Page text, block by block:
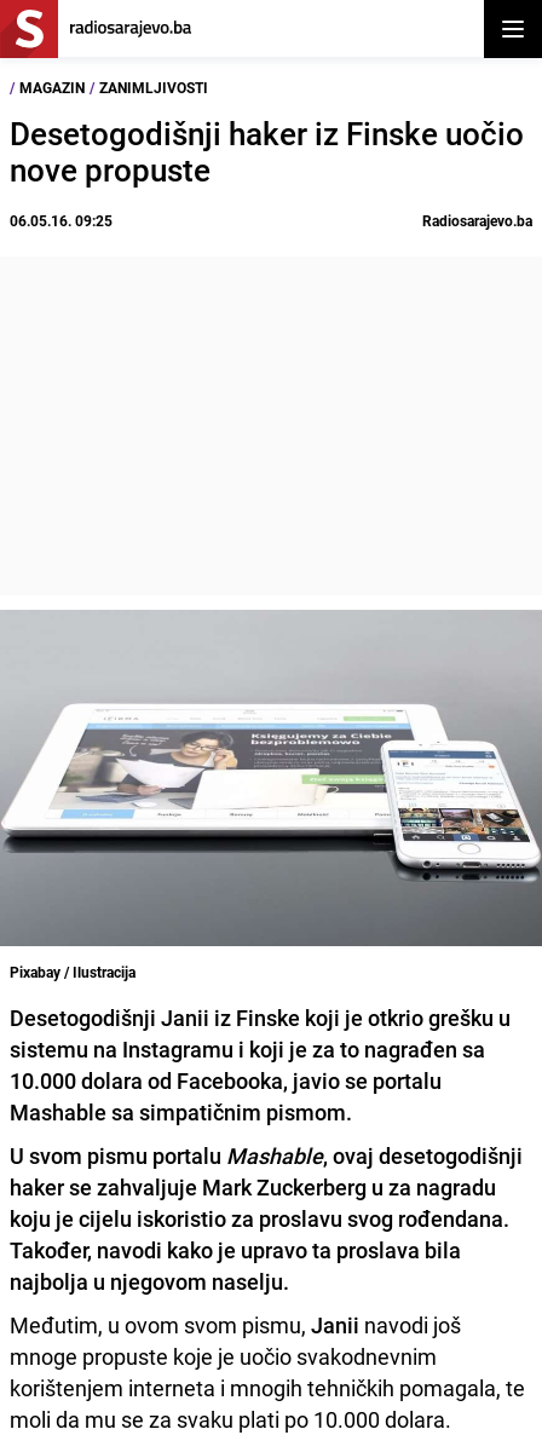
/ MAGAZIN / ZANIMLJIVOSTI
Desetogodišnji haker iz Finske uočio
nove propuste
06.05.16. 09:25 Radiosarajevo.ba
Pixabay / Ilustracija
Desetogodišnji Janii iz Finske koji je otkrio grešku u
sistemu na Instagramu i koji je za to nagrađen sa
10.000 dolara od Facebooka, javio se portalu
Mashable sa simpatičnim pismom.
U svom pismu portalu Mashable, ovaj desetogodišnji
haker se zahvaljuje Mark Zuckerberg u za nagradu
koju je cijelu iskoristio za proslavu svog rođendana.
Također, navodi kako je upravo ta proslava bila
najbolja u njegovom naselju.
Međutim, u ovom svom pismu, Janii navodi još
mnoge propuste koje je uočio svakodnevnim
korištenjem interneta i mnogih tehničkih pomagala, te
moli da mu se za svaku plati po 10.000 dolara.